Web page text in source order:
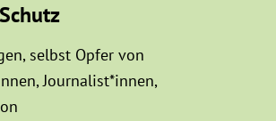
selbst Opfer von
Journalist*innen,